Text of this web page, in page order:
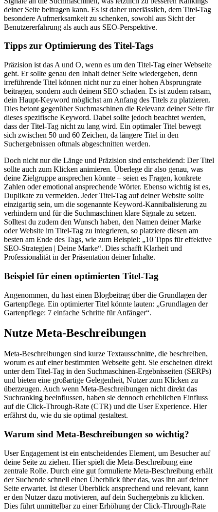
deiner Seite beitragen kann. Es ist daher unerlässlich, dem Titel-Tag
besondere Aufmerksamkeit zu schenken, sowohl aus Sicht der
Benutzererfahrung als auch aus SEO-Perspektive.
Tipps zur Optimierung des Titel-Tags
Präzision ist das A und O, wenn es um den Titel-Tag einer Webseite
geht. Er sollte genau den Inhalt deiner Seite wiedergeben, denn
irreführende Titel können nicht nur zu einer hohen Absprungrate
beitragen, sondern auch deinem SEO schaden. Es ist zudem ratsam,
dein Haupt-Keyword möglichst am Anfang des Titels zu platzieren.
Dies betont gegenüber Suchmaschinen die Relevanz deiner Seite für
dieses spezifische Keyword. Dabei sollte jedoch beachtet werden,
dass der Titel-Tag nicht zu lang wird. Ein optimaler Titel bewegt
sich zwischen 50 und 60 Zeichen, da längere Titel in den
Suchergebnissen oftmals abgeschnitten werden.
Doch nicht nur die Länge und Präzision sind entscheidend: Der Titel
sollte auch zum Klicken animieren. Überlege dir also genau, was
deine Zielgruppe ansprechen könnte – seien es Fragen, konkrete
Zahlen oder emotional ansprechende Wörter. Ebenso wichtig ist es,
Duplikate zu vermeiden. Jeder Titel-Tag auf deiner Website sollte
einzigartig sein, um die sogenannte Keyword-Kannibalisierung zu
verhindern und für die Suchmaschinen klare Signale zu setzen.
Solltest du zudem den Wunsch haben, den Namen deiner Marke
oder Website im Titel-Tag zu integrieren, so platziere diesen am
besten am Ende des Tags, wie zum Beispiel: „10 Tipps für effektive
SEO-Strategien | Deine Marke“. Dies schafft Klarheit und
Professionalität in der Präsentation deiner Inhalte.
Beispiel für einen optimierten Titel-Tag
Angenommen, du hast einen Blogbeitrag über die Grundlagen der
Gartenpflege. Ein optimierter Titel könnte lauten: „Grundlagen der
Gartenpflege: 7 einfache Schritte für Anfänger“.
Nutze Meta-Beschreibungen
Meta-Beschreibungen sind kurze Textausschnitte, die beschreiben,
worum es auf einer bestimmten Webseite geht. Sie erscheinen direkt
unter dem Titel-Tag in den Suchmaschinen-Ergebnisseiten (SERPs)
und bieten eine großartige Gelegenheit, Nutzer zum Klicken zu
überzeugen. Auch wenn Meta-Beschreibungen nicht direkt das
Suchranking beeinflussen, haben sie dennoch erheblichen Einfluss
auf die Click-Through-Rate (CTR) und die User Experience. Hier
erfährst du, wie du sie optimal gestaltest.
Warum sind Meta-Beschreibungen so wichtig?
User Engagement ist ein entscheidendes Element, um Besucher auf
deine Seite zu ziehen. Hier spielt die Meta-Beschreibung eine
zentrale Rolle. Durch eine gut formulierte Meta-Beschreibung erhält
der Suchende schnell einen Überblick über das, was ihn auf deiner
Seite erwartet. Ist dieser Überblick ansprechend und relevant, kann
er den Nutzer dazu motivieren, auf dein Suchergebnis zu klicken.
Dies führt unmittelbar zu einer Erhöhung der Click-Through-Rate